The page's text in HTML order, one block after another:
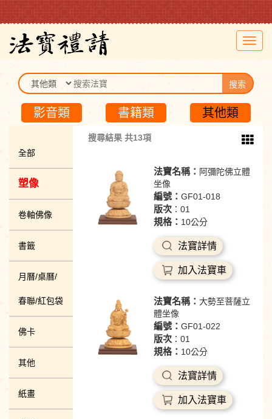
搜索
影音類 書籍類 其他類
全部
塑像
卷軸佛像
書籤
月曆/桌曆/
春聯/紅包袋
佛卡
其他
紙畫
搜尋結果 共13項
法寶名稱： 阿彌陀佛立體
坐像
編號： GF01-018
版次：01
規格： 10公分
法寶詳情
加入法寶車
法寶名稱： 大勢至菩薩立
體坐像
編號： GF01-022
版次：01
規格： 10公分
法寶詳情
加入法寶車